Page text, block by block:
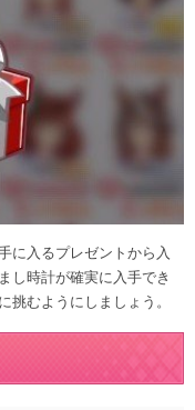
に入るプレゼントから入
し時計が確実に入手でき
挑むようにしましょう。